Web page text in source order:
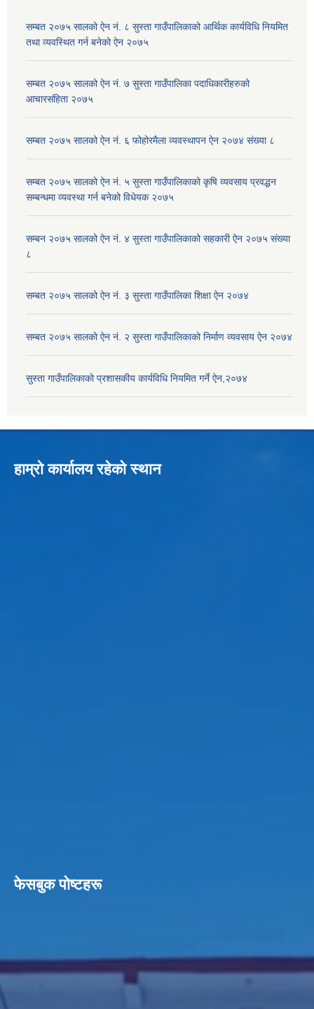
सम्बत २०७५ सालको ऐन नं. ८ सुस्ता गाउँपालिकाको आर्थिक कार्यविधि नियमित
तथा व्यवस्थित गर्न बनेको ऐन २०७५
सम्बत २०७५ सालको ऐन नं. ७ सुस्ता गाउँपालिका पदाधिकारीहरुको
आचारसंहिता २०७५
सम्बत २०७५ सालको ऐन नं. ६ फोहोरमैला व्यवस्थापन ऐन २०७४ संख्या ८
सम्बत २०७५ सालको ऐन नं. ५ सुस्ता गाउँपालिकाको कृषि व्यवसाय प्रवद्धन
सम्बन्धमा व्यवस्था गर्न बनेको विधेयक २०७५
सम्बन २०७५ सालको ऐन नं. ४ सुस्ता गाउँपालिकाको सहकारी ऐन २०७५ संख्या
८
सम्बत २०७५ सालको ऐन नं. ३ सुस्ता गाउँपालिका शिक्षा ऐन २०७४
सम्बत २०७५ सालको ऐन नं. २ सुस्ता गाउँपालिकाको निर्माण व्यवसाय ऐन २०७४
सुस्ता गाउँपालिकाको प्रशासकीय कार्यविधि नियमित गर्ने ऐन,२०७४
हाम्रो कार्यालय रहेको स्थान
फेसबुक पाेष्टहरू